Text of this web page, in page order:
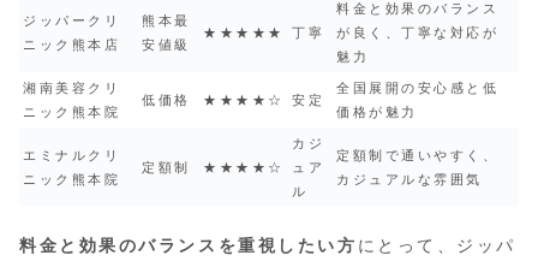
ジッパークリ
ニック熊本店
熊本最
安値級
★★★★★ 丁寧
料金と効果のバランス
が良く、丁寧な対応が
魅力
湘南美容クリ
ニック熊本院
低価格 ★★★★☆ 安定
全国展開の安心感と低
価格が魅力
エミナルクリ
ニック熊本院
定額制 ★★★★☆
カジ
ュア
ル
定額制で通いやすく、
カジュアルな雰囲気
料金と効果のバランスを重視したい方 にとって、ジッパ